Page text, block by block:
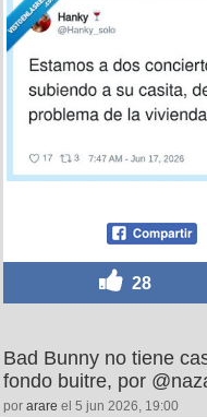
28
Bad Bunny no tiene
fondo buitre, por
por arare el 5 jun 2026, 19:00